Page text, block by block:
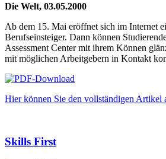
Die Welt, 03.05.2000
Ab dem 15. Mai eröffnet sich im Internet
Berufseinsteiger. Dann können
Assessment Center mit ihrem Können
mit möglichen Arbeitgebern in Kontakt
Hier können Sie den vollständigen Artikel
Skills First